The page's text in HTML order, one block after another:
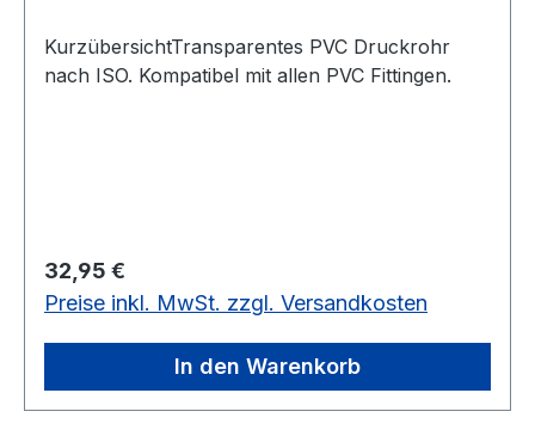
KurzübersichtTransparentes PVC Druckrohr
nach ISO. Kompatibel mit allen PVC Fittingen.
Regulärer Preis:
32,95 €
Preise inkl. MwSt. zzgl. Versandkosten
In den Warenkorb